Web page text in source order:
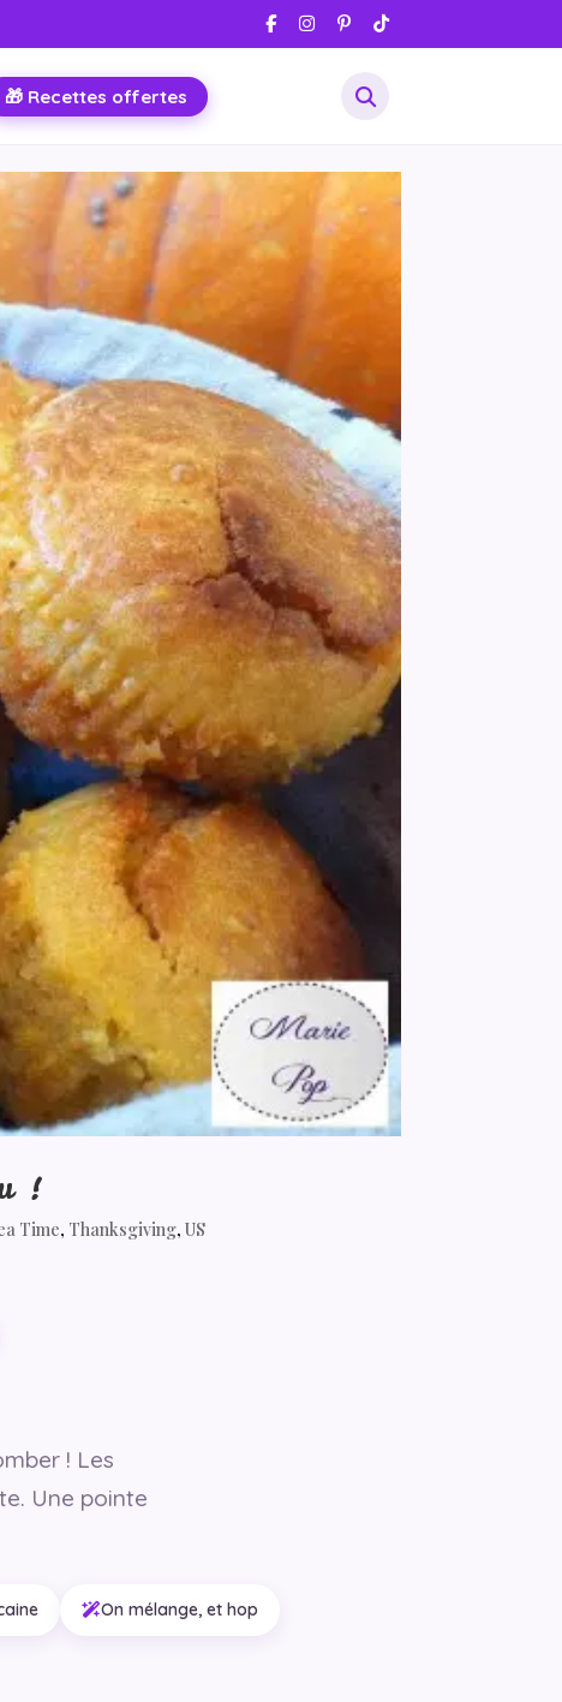
🎁 Recettes offertes
!
Time, Thanksgiving,US
! Les
Une pointe
On mélange, et hop